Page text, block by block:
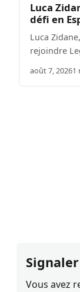
Luca
défi en
Luca
rejoindre
août 7, 20261
Vous avez